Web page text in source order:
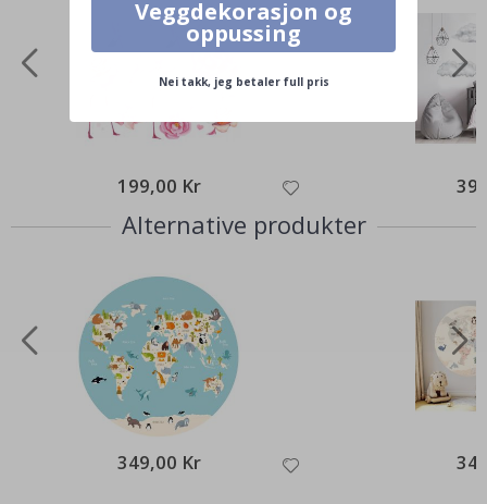
199,00 Kr
Alternative produkter
349,00 Kr
Veggdekorasjon og
oppussing
Nei takk, jeg betaler full pris